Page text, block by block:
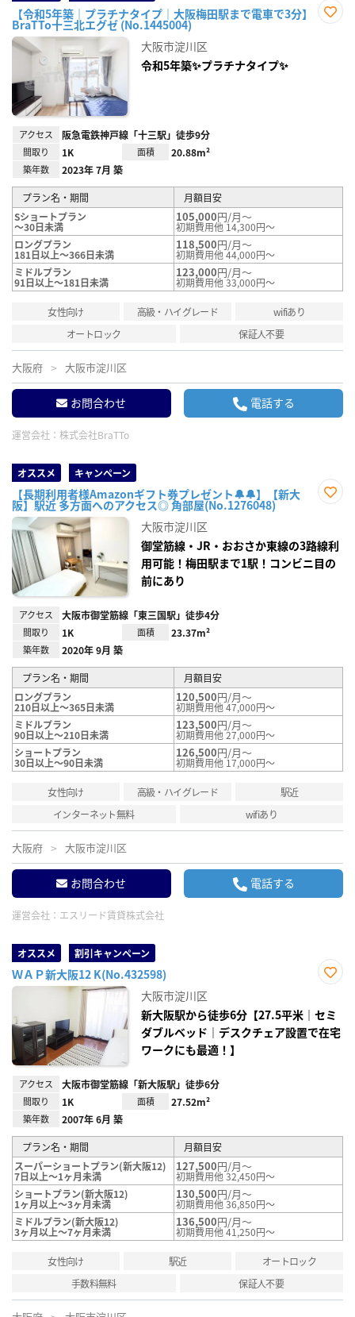
【令和5年築｜プラチナタイプ｜大阪梅田駅まで電車で3分】
BraTTo十三北エグゼ (No.1445004)
大阪市淀川区
令和5年築✨プラチナタイプ✨
アクセス 阪急電鉄神戸線「十三駅」徒歩9分
間取り 1K 面積 20.88m²
築年数 2023年 7月 築
プラン名・期間
月額目安
Sショートプラン
～30日未満
105,000円/月～
初期費用他 14,300円～
ロングプラン
181日以上～366日未満
118,500円/月～
初期費用他 44,000円～
ミドルプラン
91日以上～181日未満
123,000円/月～
初期費用他 33,000円～
女性向け 高級・ハイグレード
wifiあり
オートロック
保証人不要
大阪府 大阪市淀川区
お問合わせ 電話する
運営会社： 株式会社BraTTo
オススメ キャンペーン
【長期利用者様Amazonギフト券プレゼント🔔🔔】【新大
阪】駅近 多方面へのアクセス◎ 角部屋(No.1276048)
録
大阪市淀川区
御堂筋線・JR・おおさか東線の3路線利
用可能！梅田駅まで1駅！コンビニ目の
前にあり
アクセス 大阪市御堂筋線「東三国駅」徒歩4分
間取り 1K 面積 23.37m²
築年数 2020年 9月 築
プラン名・期間
月額目安
ロングプラン
210日以上～365日未満
120,500円/月～
初期費用他 47,000円～
ミドルプラン
90日以上～210日未満
123,500円/月～
初期費用他 27,000円～
ショートプラン
30日以上～90日未満
126,500円/月～
初期費用他 17,000円～
女性向け 高級・ハイグレード
駅近
インターネット無料
wifiあり
大阪府 大阪市淀川区
お問合わせ 電話する
運営会社： エスリード賃貸株式会社
オススメ 割引キャンペーン
ＷＡＰ新大阪12 K(No.432598)
り登
録
大阪市淀川区
新大阪駅から徒歩6分【27.5平米｜セミ
ダブルベッド｜デスクチェア設置で在宅
ワークにも最適！】
アクセス 大阪市御堂筋線「新大阪駅」徒歩6分
間取り 1K 面積 27.52m²
築年数 2007年 6月 築
プラン名・期間
月額目安
スーパーショートプラン(新大阪12)
7日以上～1ヶ月未満
127,500円/月～
初期費用他 32,450円～
ショートプラン(新大阪12)
1ヶ月以上～3ヶ月未満
130,500円/月～
初期費用他 36,850円～
ミドルプラン(新大阪12)
3ヶ月以上～7ヶ月未満
136,500円/月～
初期費用他 41,250円～
女性向け 駅近
オートロック
手数料無料
保証人不要